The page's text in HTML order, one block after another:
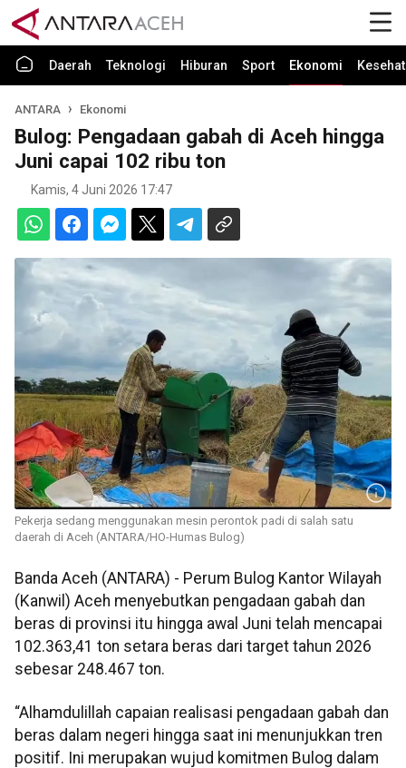
Daerah Teknologi Hiburan Sport Ekonomi
ANTARA Ekonomi
Bulog: Pengadaan gabah di Aceh hingga
Juni capai 102 ribu ton
Kamis, 4 Juni 2026 17:47
Pekerja sedang menggunakan mesin perontok padi di salah satu
daerah di Aceh (ANTARA/HO-Humas Bulog)
Banda Aceh (ANTARA) - Perum Bulog Kantor Wilayah
(Kanwil) Aceh menyebutkan pengadaan gabah dan
beras di provinsi itu hingga awal Juni telah mencapai
102.363,41 ton setara beras dari target tahun 2026
sebesar 248.467 ton.
“Alhamdulillah capaian realisasi pengadaan gabah dan
beras dalam negeri hingga saat ini menunjukkan tren
positif. Ini merupakan wujud komitmen Bulog dalam